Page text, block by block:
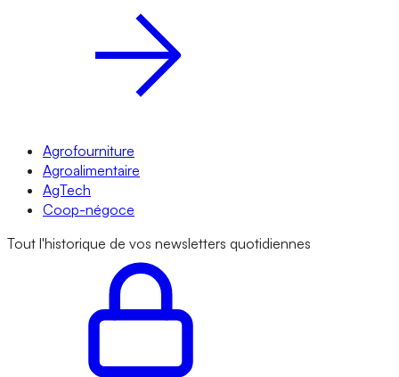
Agrofourniture
Agroalimentaire
AgTech
Coop-négoce
Tout l'historique de vos newsletters quotidiennes